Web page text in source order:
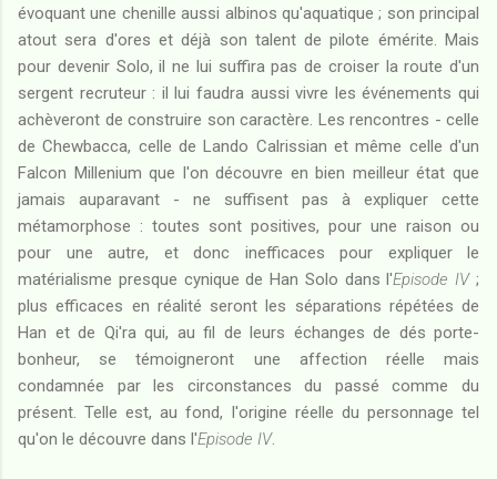
évoquant une chenille aussi albinos qu'aquatique ; son principal
atout sera d'ores et déjà son talent de pilote émérite. Mais
pour devenir Solo, il ne lui suffira pas de croiser la route d'un
sergent recruteur : il lui faudra aussi vivre les événements qui
achèveront de construire son caractère. Les rencontres - celle
de Chewbacca, celle de Lando Calrissian et même celle d'un
Falcon Millenium que l'on découvre en bien meilleur état que
jamais auparavant - ne suffisent pas à expliquer cette
métamorphose : toutes sont positives, pour une raison ou
pour une autre, et donc inefficaces pour expliquer le
matérialisme presque cynique de Han Solo dans l'Episode IV;
plus efficaces en réalité seront les séparations répétées de
Han et de Qi'ra qui, au fil de leurs échanges de dés porte-
bonheur, se témoigneront une affection réelle mais
condamnée par les circonstances du passé comme du
présent. Telle est, au fond, l'origine réelle du personnage tel
qu'on le découvre dans l'Episode IV.